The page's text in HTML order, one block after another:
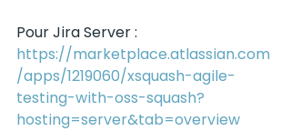
Pour Jira Server :
https://marketplace.atlassian.com
/apps/1219060/xsquash-agile-
testing-with-oss-squash?
hosting=server&tab=overview